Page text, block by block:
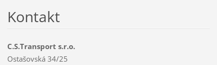
Kontakt
C.S.Transport s.r.o.
Ostašovská 34/25